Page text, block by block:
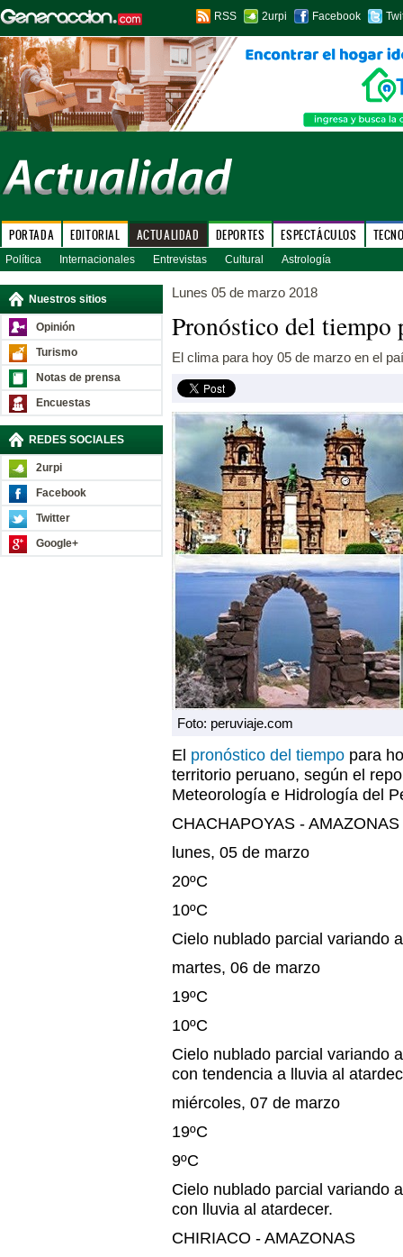
RSS 2urpi Facebook
PORTADA EDITORIAL ACTUALIDAD DEPORTES ESPECTÁCULOS
Política Internacionales Entrevistas Cultural Astrología
Nuestros sitios
Opinión
Turismo
Notas de prensa
Encuestas
REDES SOCIALES
2urpi
Facebook
Twitter
Google+
Lunes 05 de marzo 2018
Pronóstico del tiempo
El clima para hoy 05 de marzo en el
Foto: peruviaje.com
El pronóstico del tiempo para
territorio peruano, según el
Meteorología e Hidrología del
CHACHAPOYAS - AMAZONAS
lunes, 05 de marzo
20ºC
10ºC
Cielo nublado parcial variando
martes, 06 de marzo
19ºC
10ºC
Cielo nublado parcial variando
con tendencia a lluvia al
miércoles, 07 de marzo
19ºC
9ºC
Cielo nublado parcial variando
con lluvia al atardecer.
CHIRIACO - AMAZONAS